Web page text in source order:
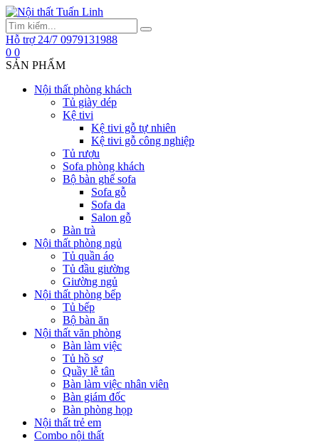
Hỗ trợ 24/7 0979131988
0 0
SẢN PHẨM
Nội thất phòng khách
Tủ giày dép
Kệ tivi
Kệ tivi gỗ tự nhiên
Kệ tivi gỗ công nghiệp
Tủ rượu
Sofa phòng khách
Bộ bàn ghế sofa
Sofa gỗ
Sofa da
Salon gỗ
Bàn trà
Nội thất phòng ngủ
Tủ quần áo
Tủ đầu giường
Giường ngủ
Nội thất phòng bếp
Tủ bếp
Bộ bàn ăn
Nội thất văn phòng
Bàn làm việc
Tủ hồ sơ
Quầy lễ tân
Bàn làm việc nhân viên
Bàn giám đốc
Bàn phòng họp
Nội thất trẻ em
Combo nội thất